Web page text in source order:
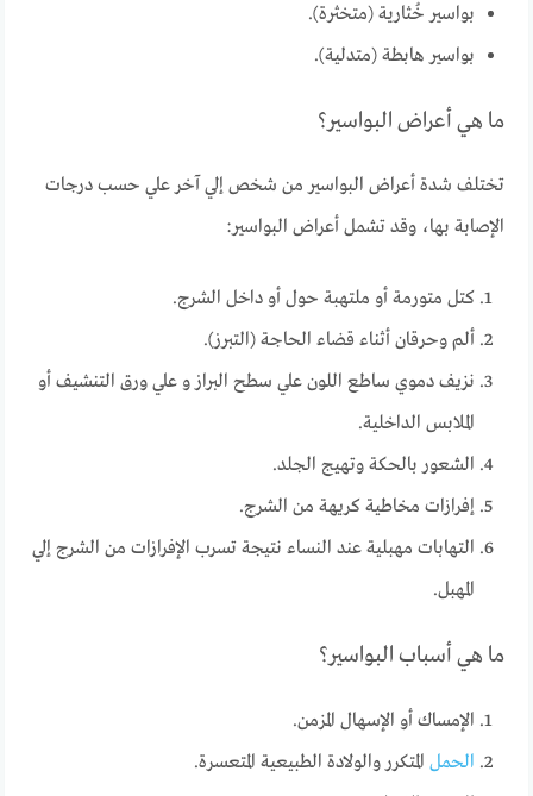
بواسير خُثارية (متخثرة).
بواسير هابطة (متدلية).
ما هي أعراض البواسير؟
تختلف شدة أعراض البواسير من شخص إلي آخر علي حسب درجات
الإصابة بها، وقد تشمل أعراض البواسير:
كتل متورمة أو ملتهبة حول أو داخل الشرج.
ألم وحرقان أثناء قضاء الحاجة (التبرز).
نزيف دموي ساطع اللون علي سطح البراز و علي ورق التنشيف أو
الملابس الداخلية.
الشعور بالحكة وتهيج الجلد.
إفرازات مخاطية كريهة من الشرج.
التهابات مهبلية عند النساء نتيجة تسرب الإفرازات من الشرج إلي
المهبل.
ما هي أسباب البواسير؟
الإمساك أو الإسهال المزمن.
الحمل المتكرر والولادة الطبيعية المتعسرة.